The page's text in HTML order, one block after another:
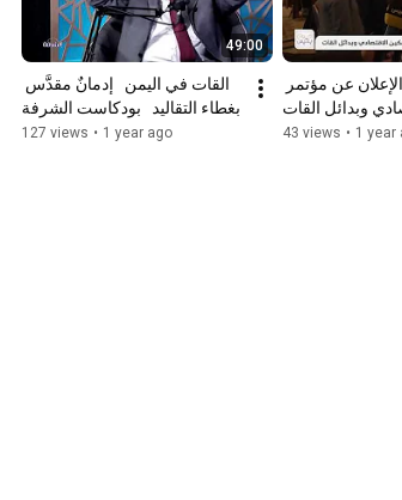
49:00
بغطاء التقاليد   بودكاست الشرفة
127 views • 1 year ago
وبدائل القات
43 views • 1 year